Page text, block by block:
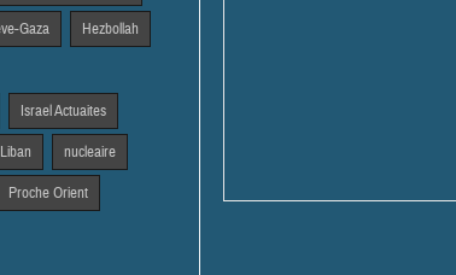
Gaza Hezbollah
Israel Actuaites
Liban nucleaire
Proche Orient